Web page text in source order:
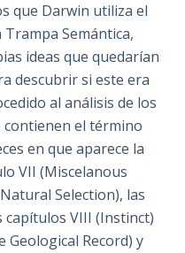
que Darwin utiliza el
Semántica,
ideas que quedarían
descubrir si este era
al análisis de los
el término
en que aparece la
VII (Miscelanous
Selection), las
VIII (Instinct)
Record) y